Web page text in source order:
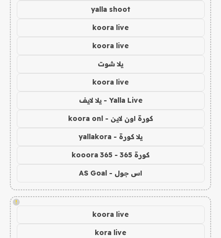
yalla shoot
koora live
koora live
يلا شوت
koora live
Yalla Live - يلا لايف
كورة اون لاين - koora onl
يلا كورة - yallakora
كورة 365 - kooora 365
اس جول - AS Goal
!
koora live
kora live